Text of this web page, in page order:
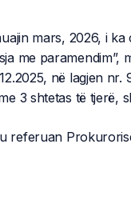
mars, 2026, i
me
në lagjen
3 shtetas të tjerë,
referuan